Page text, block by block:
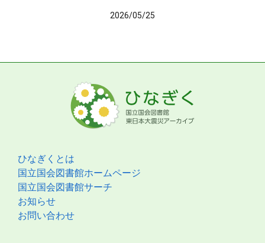
2026/05/25
ひなぎくとは
国立国会図書館ホームページ
国立国会図書館サーチ
お知らせ
お問い合わせ